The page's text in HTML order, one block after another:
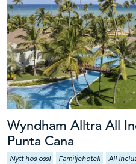
Wyndham Alltra All
Punta Cana
Nytt hos oss! Familjehotell All